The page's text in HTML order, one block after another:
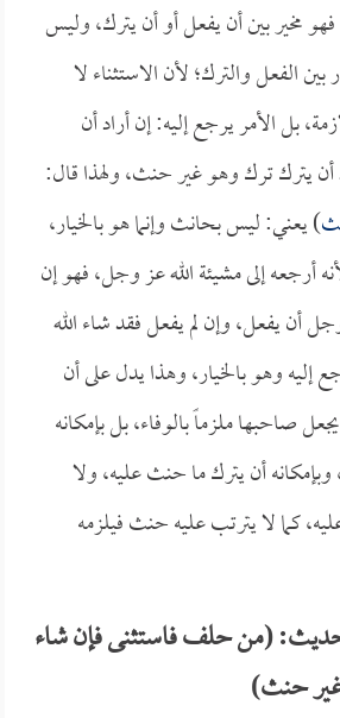
فهو مخير بين أن يفعل أو أن يترك، وليس
بين الفعل والترك؛ لأن الاستثناء لا
بل الأمر يرجع إليه: إن أراد أن
يترك ترك وهو غير حنث، ولهذا قال:
) يعني: ليس بحانث وإنما هو بالخيار،
أرجعه إلى مشيئة الله عز وجل، فهو إن
أن يفعل، وإن لم يفعل فقد شاء الله
إليه وهو بالخيار، وهذا يدل على أن
صاحبها ملزماً بالوفاء، بل بإمكانه
أن يترك ما حنث عليه، ولا
كما لا يترتب عليه حنث فيلزمه
(من حلف فاستثنى فإن شاء
حنث)